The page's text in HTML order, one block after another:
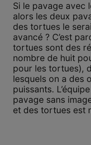
Si le pavage avec
alors les deux
des tortues le
avancé ? C’est
tortues sont des
nombre de huit
pour les tortues),
lesquels on a des
puissants.
pavage sans
et des tortues est